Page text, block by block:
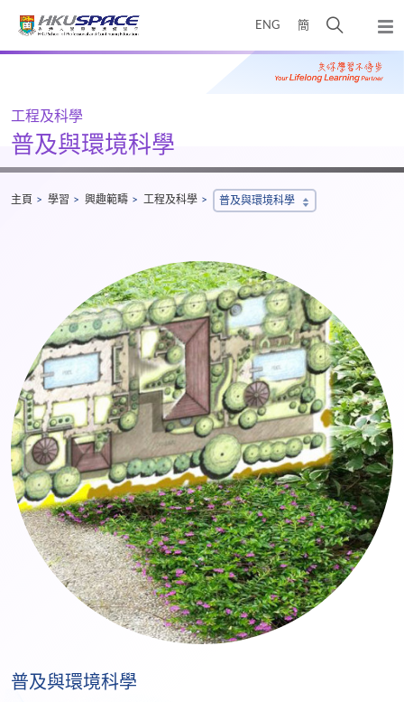
ENG 簡
開
搜
尋
彈
出
主
Main
工程及科學
普及與環境科學
主頁 學習 興趣範疇 工程及科學 普及與環境科學
普及與環境科學